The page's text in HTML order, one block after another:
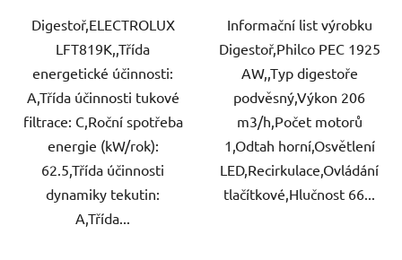
Digestoř,ELECTROLUX
LFT819K,,Třída
energetické účinnosti:
A,Třída účinnosti tukové
filtrace: C,Roční spotřeba
energie (kW/rok):
62.5,Třída účinnosti
dynamiky tekutin:
A,Třída...
Informační list výrobku
Digestoř,Philco PEC 1925
AW,,Typ digestoře
podvěsný,Výkon 206
m3/h,Počet motorů
1,Odtah horní,Osvětlení
LED,Recirkulace,Ovládání
tlačítkové,Hlučnost 66...